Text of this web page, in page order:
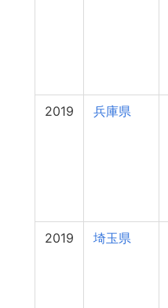
2019 兵庫県
2019 埼玉県